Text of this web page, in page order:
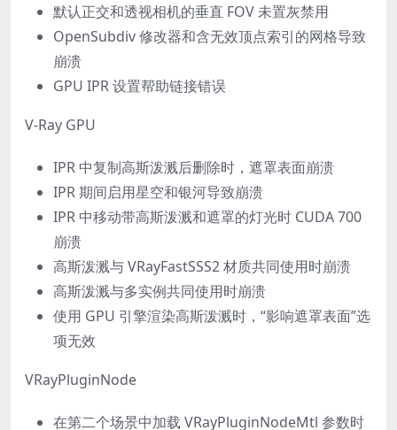
默认正交和透视相机的垂直 FOV 未置灰禁用
OpenSubdiv 修改器和含无效顶点索引的网格导致
崩溃
GPU IPR 设置帮助链接错误
V-Ray GPU
IPR 中复制高斯泼溅后删除时，遮罩表面崩溃
IPR 期间启用星空和银河导致崩溃
IPR 中移动带高斯泼溅和遮罩的灯光时 CUDA 700
崩溃
高斯泼溅与 VRayFastSSS2 材质共同使用时崩溃
高斯泼溅与多实例共同使用时崩溃
使用 GPU 引擎渲染高斯泼溅时，“影响遮罩表面”选
项无效
VRayPluginNode
在第二个场景中加载 VRayPluginNodeMtl 参数时